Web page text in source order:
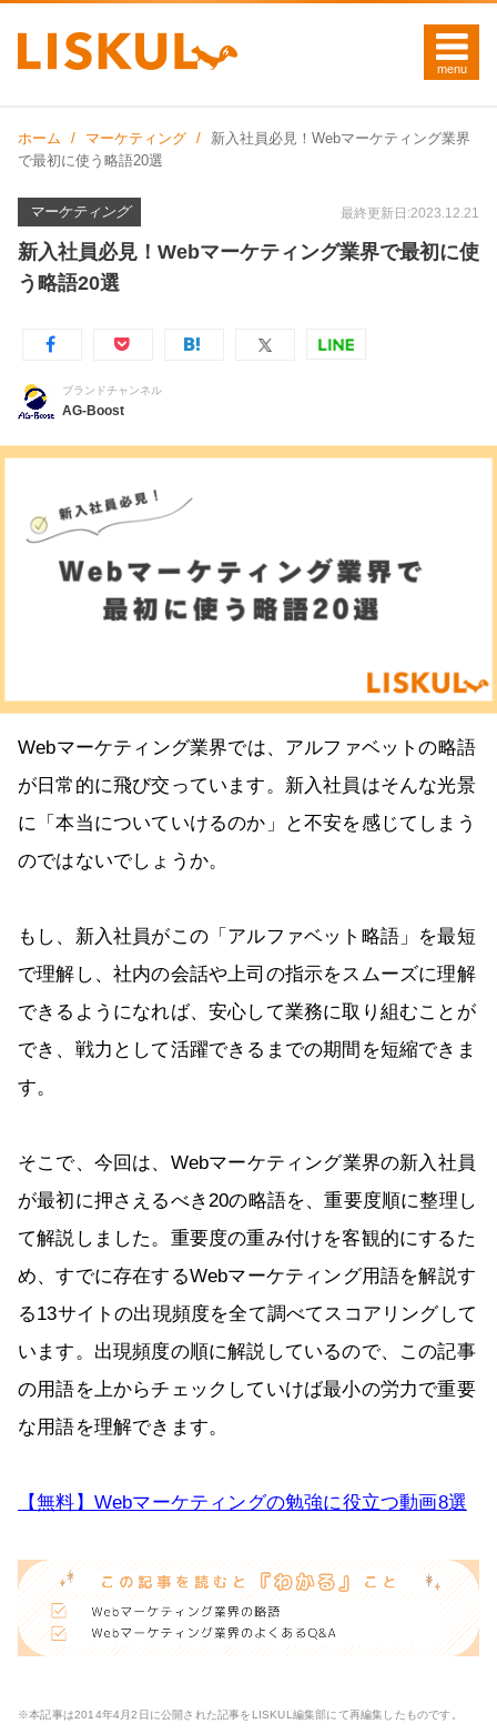
ホーム マーケティング
新入社員必見！Webマーケティング業界
で最初に使う略語20選
マーケティング 最終更新日:2023.12.21
新入社員必見！Webマーケティング業界で最初に使
う略語20選
ブランドチャンネル
AG-Boost
Webマーケティング業界では、アルファベットの略語
が日常的に飛び交っています。新入社員はそんな光景
に「本当についていけるのか」と不安を感じてしまう
のではないでしょうか。
もし、新入社員がこの「アルファベット略語」を最短
で理解し、社内の会話や上司の指示をスムーズに理解
できるようになれば、安心して業務に取り組むことが
でき、戦力として活躍できるまでの期間を短縮できま
す。
そこで、今回は、Webマーケティング業界の新入社員
が最初に押さえるべき20の略語を、重要度順に整理し
て解説しました。重要度の重み付けを客観的にするた
め、すでに存在するWebマーケティング用語を解説す
る13サイトの出現頻度を全て調べてスコアリングして
います。出現頻度の順に解説しているので、この記事
の用語を上からチェックしていけば最小の労力で重要
な用語を理解できます。
【無料】Webマーケティングの勉強に役立つ動画8選
※本記事は2014年4月2日に公開された記事をLISKUL編集部にて再編集したものです。